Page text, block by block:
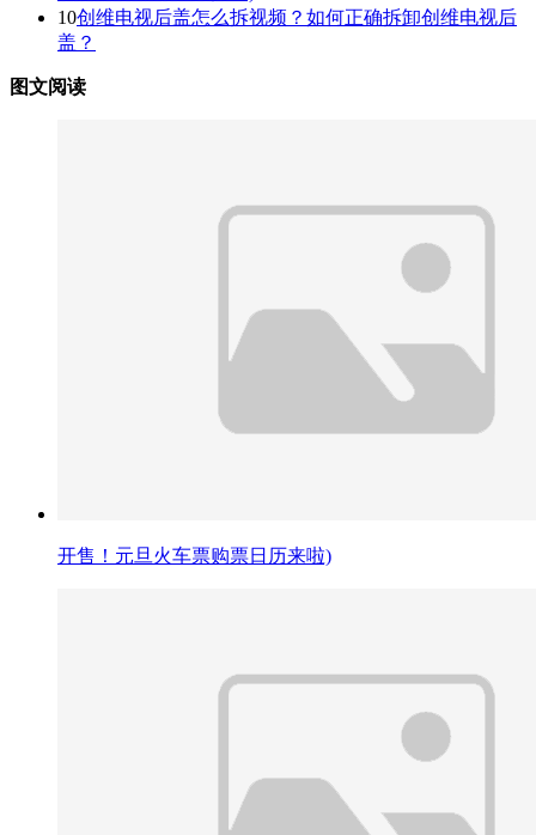
10创维电视后盖怎么拆视频？如何正确拆卸创维电视后
盖？
图文阅读
开售！元旦火车票购票日历来啦)